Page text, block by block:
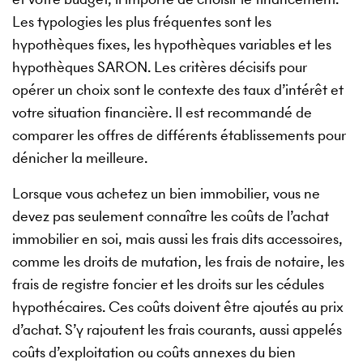
Les typologies les plus fréquentes sont les
hypothèques fixes, les hypothèques variables et les
hypothèques SARON. Les critères décisifs pour
opérer un choix sont le contexte des taux d’intérêt et
votre situation financière. Il est recommandé de
comparer les offres de différents établissements pour
dénicher la meilleure.
Lorsque vous achetez un bien immobilier, vous ne
devez pas seulement connaître les coûts de l’achat
immobilier en soi, mais aussi les frais dits accessoires,
comme les droits de mutation, les frais de notaire, les
frais de registre foncier et les droits sur les cédules
hypothécaires. Ces coûts doivent être ajoutés au prix
d’achat. S’y rajoutent les frais courants, aussi appelés
coûts d’exploitation ou coûts annexes du bien